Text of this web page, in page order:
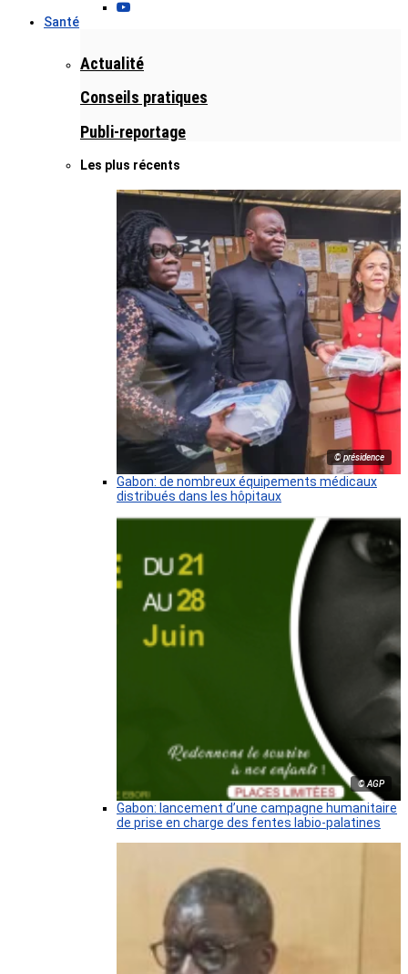
Santé
Actualité
Conseils pratiques
Publi-reportage
Les plus récents
© présidence
Gabon: de nombreux équipements médicaux
distribués dans les hôpitaux
© AGP
Gabon: lancement d’une campagne humanitaire
de prise en charge des fentes labio-palatines